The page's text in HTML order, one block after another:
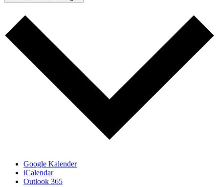
Google Kalender
iCalendar
Outlook 365